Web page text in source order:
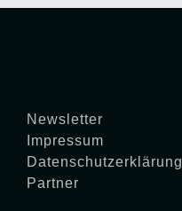
Newsletter
Impressum
Datenschutzerklärung
Partner